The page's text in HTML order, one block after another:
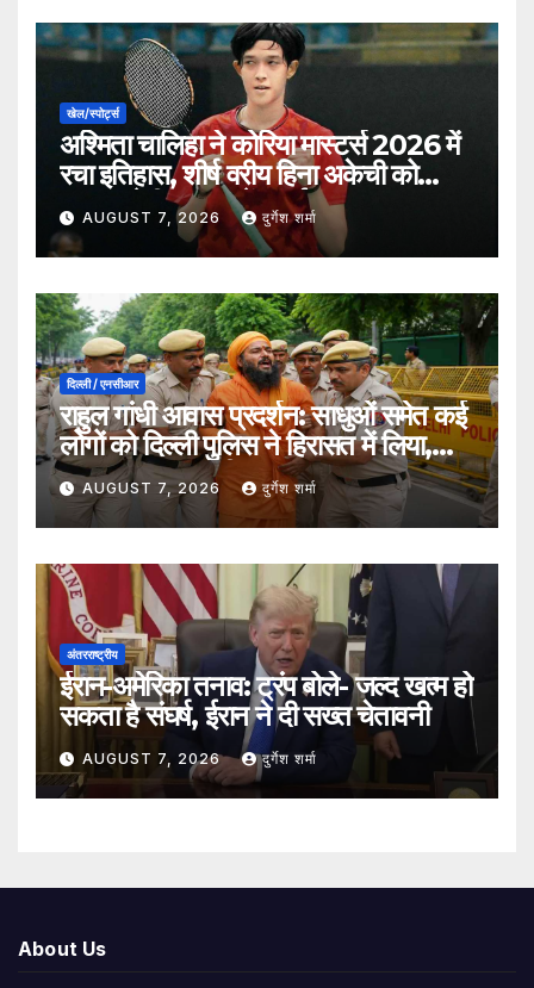
खेल/स्पोर्ट्स
अश्मिता चालिहा ने कोरिया मास्टर्स 2026 में
रचा इतिहास, शीर्ष वरीय हिना अकेची को
हराकर सेमीफाइनल में बनाई जगह
AUGUST 7, 2026 दुर्गेश शर्मा
दिल्ली / एनसीआर
राहुल गांधी आवास प्रदर्शन: साधुओं समेत कई
लोगों को दिल्ली पुलिस ने हिरासत में लिया,
सुरक्षा व्यवस्था कड़ी
AUGUST 7, 2026 दुर्गेश शर्मा
अंतरराष्ट्रीय
ईरान-अमेरिका तनाव: ट्रंप बोले- जल्द खत्म हो
सकता है संघर्ष, ईरान ने दी सख्त चेतावनी
AUGUST 7, 2026 दुर्गेश शर्मा
About Us